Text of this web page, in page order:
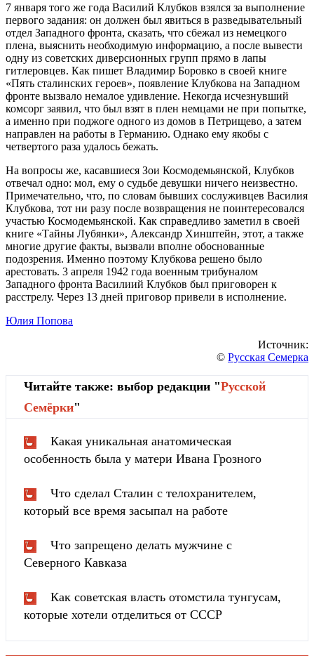
7 января того же года Василий Клубков взялся за выполнение
первого задания: он должен был явиться в разведывательный
отдел Западного фронта, сказать, что сбежал из немецкого
плена, выяснить необходимую информацию, а после вывести
одну из советских диверсионных групп прямо в лапы
гитлеровцев. Как пишет Владимир Боровко в своей книге
«Пять сталинских героев», появление Клубкова на Западном
фронте вызвало немалое удивление. Некогда исчезнувший
комсорг заявил, что был взят в плен немцами не при попытке,
а именно при поджоге одного из домов в Петрищево, а затем
направлен на работы в Германию. Однако ему якобы с
четвертого раза удалось бежать.
На вопросы же, касавшиеся Зои Космодемьянской, Клубков
отвечал одно: мол, ему о судьбе девушки ничего неизвестно.
Примечательно, что, по словам бывших сослуживцев Василия
Клубкова, тот ни разу после возвращения не поинтересовался
участью Космодемьянской. Как справедливо заметил в своей
книге «Тайны Лубянки», Александр Хинштейн, этот, а также
многие другие факты, вызвали вполне обоснованные
подозрения. Именно поэтому Клубкова решено было
арестовать. 3 апреля 1942 года военным трибуналом
Западного фронта Василиий Клубков был приговорен к
расстрелу. Через 13 дней приговор привели в исполнение.
Юлия Попова
Источник:
© Русская Семерка
Читайте также: выбор редакции "Русской
Cемёрки"
Какая уникальная анатомическая
особенность была у матери Ивана Грозного
Что сделал Сталин с телохранителем,
который все время засыпал на работе
Что запрещено делать мужчине с
Северного Кавказа
Как советская власть отомстила тунгуcaм,
которые хотели отделиться от СССР